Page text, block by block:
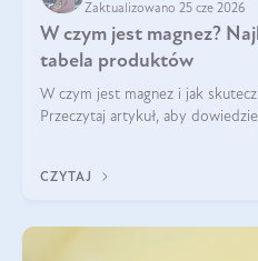
Zaktualizowano 25 cze 2026
W czym jest magnez?
tabela produktów
W czym jest magnez i jak
Przeczytaj artykuł, aby
CZYTAJ